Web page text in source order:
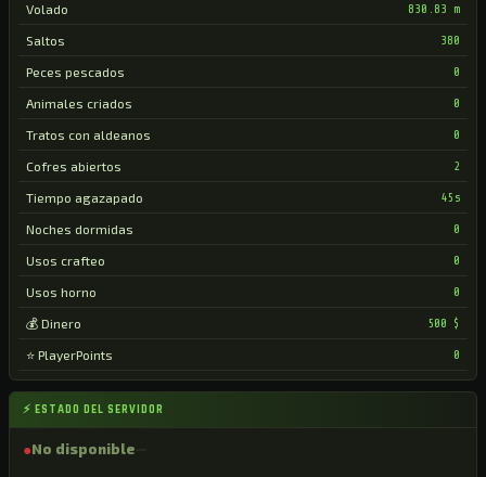
⚡ ESTADO DEL SERVIDOR
●No disponible
Volado 830.83 m
Saltos 380
Peces pescados 0
Animales criados 0
Tratos con aldeanos 0
Cofres abiertos 2
Tiempo agazapado 45s
Noches dormidas 0
Usos crafteo 0
Usos horno 0
💰 Dinero 500 $
⭐ PlayerPoints 0